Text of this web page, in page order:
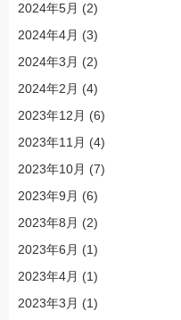
2024年5月 (2)
2024年4月 (3)
2024年3月 (2)
2024年2月 (4)
2023年12月 (6)
2023年11月 (4)
2023年10月 (7)
2023年9月 (6)
2023年8月 (2)
2023年6月 (1)
2023年4月 (1)
2023年3月 (1)